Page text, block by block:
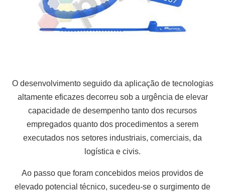
O desenvolvimento seguido da aplicação de tecnologias
altamente eficazes decorreu sob a urgência de elevar
capacidade de desempenho tanto dos recursos
empregados quanto dos procedimentos a serem
executados nos setores industriais, comerciais, da
logística e civis.
Ao passo que foram concebidos meios providos de
elevado potencial técnico, sucedeu-se o surgimento de